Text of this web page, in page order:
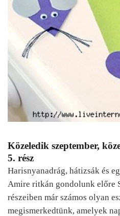
Közeledik szeptember,
5. rész
Harisnyanadrág, hátizsák és
Amire ritkán gondolunk előre
részeiben már számos olyan
megismerkedtünk, amelyek